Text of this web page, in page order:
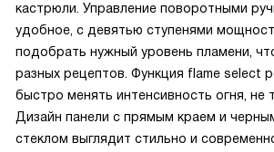
кастрюли. Управление поворотными
удобное, с девятью ступенями
подобрать нужный уровень пламени,
разных рецептов. Функция flame select
быстро менять интенсивность огня, не
Дизайн панели с прямым краем и
стеклом выглядит стильно и